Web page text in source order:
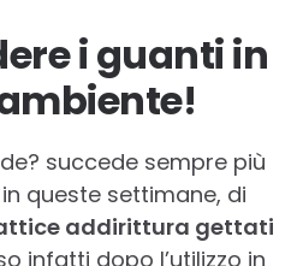
i guanti in
succede sempre più
queste settimane, di
addirittura gettati
infatti dopo l’utilizzo in